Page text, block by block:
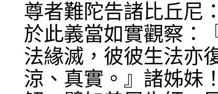
尊者難陀告諸比丘尼
於此義當如實觀察：
法緣滅，彼彼生法亦
涼、真實。』諸姊妹